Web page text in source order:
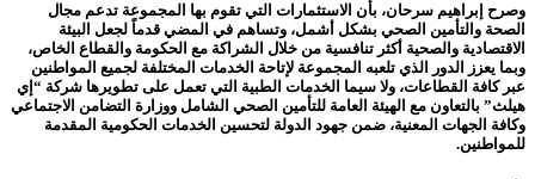
وصرح إبراهيم سرحان، بأن الاستثمارات التي تقوم بها المجموعة تدعم مجال
الصحة والتأمين الصحي بشكل أشمل، وتساهم في المضي قدماً لجعل البيئة
الاقتصادية والصحية أكثر تنافسية من خلال الشراكة مع الحكومة والقطاع الخاص،
وبما يعزز الدور الذي تلعبه المجموعة لإتاحة الخدمات المختلفة لجميع المواطنين
عبر كافة القطاعات، ولا سيما الخدمات الطبية التي تعمل على تطويرها شركة “إي
هيلث” بالتعاون مع الهيئة العامة للتأمين الصحي الشامل ووزارة التضامن الاجتماعي
وكافة الجهات المعنية، ضمن جهود الدولة لتحسين الخدمات الحكومية المقدمة
للمواطنين.